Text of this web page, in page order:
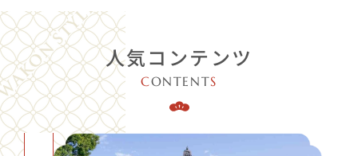
人気コンテンツ
CONTENTS